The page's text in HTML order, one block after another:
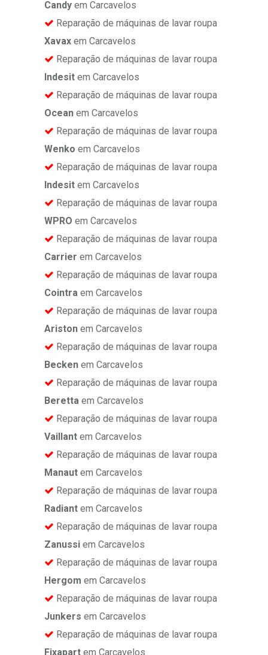
Candy em Carcavelos
Reparação de máquinas de lavar roupa
Xavax em Carcavelos
Reparação de máquinas de lavar roupa
Indesit em Carcavelos
Reparação de máquinas de lavar roupa
Ocean em Carcavelos
Reparação de máquinas de lavar roupa
Wenko em Carcavelos
Reparação de máquinas de lavar roupa
Indesit em Carcavelos
Reparação de máquinas de lavar roupa
WPRO em Carcavelos
Reparação de máquinas de lavar roupa
Carrier em Carcavelos
Reparação de máquinas de lavar roupa
Cointra em Carcavelos
Reparação de máquinas de lavar roupa
Ariston em Carcavelos
Reparação de máquinas de lavar roupa
Becken em Carcavelos
Reparação de máquinas de lavar roupa
Beretta em Carcavelos
Reparação de máquinas de lavar roupa
Vaillant em Carcavelos
Reparação de máquinas de lavar roupa
Manaut em Carcavelos
Reparação de máquinas de lavar roupa
Radiant em Carcavelos
Reparação de máquinas de lavar roupa
Zanussi em Carcavelos
Reparação de máquinas de lavar roupa
Hergom em Carcavelos
Reparação de máquinas de lavar roupa
Junkers em Carcavelos
Reparação de máquinas de lavar roupa
Fixapart em Carcavelos